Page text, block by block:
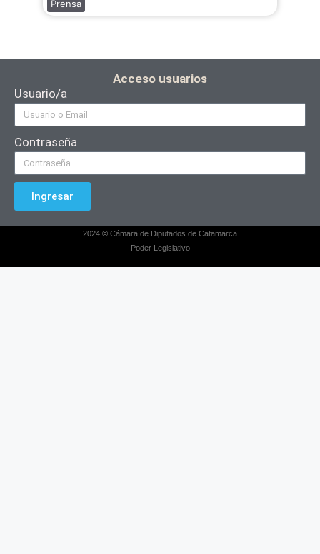
Prensa
Acceso usuarios
Usuario/a
Contraseña
Ingresar
2024 © Cámara de Diputados de Catamarca
Poder Legislativo